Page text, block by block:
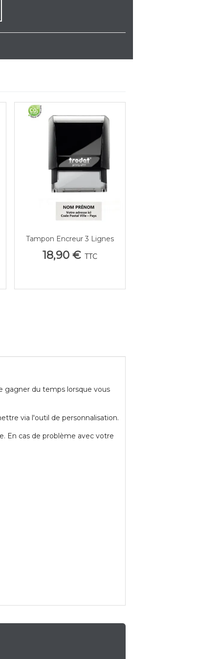
Afficher Plus
Tampon Encreur 3 Lignes
Trodat : Qualité
Professionnelle
18,90 € TTC
du temps lorsque vous
via l'outil de personnalisation.
En cas de problème avec votre